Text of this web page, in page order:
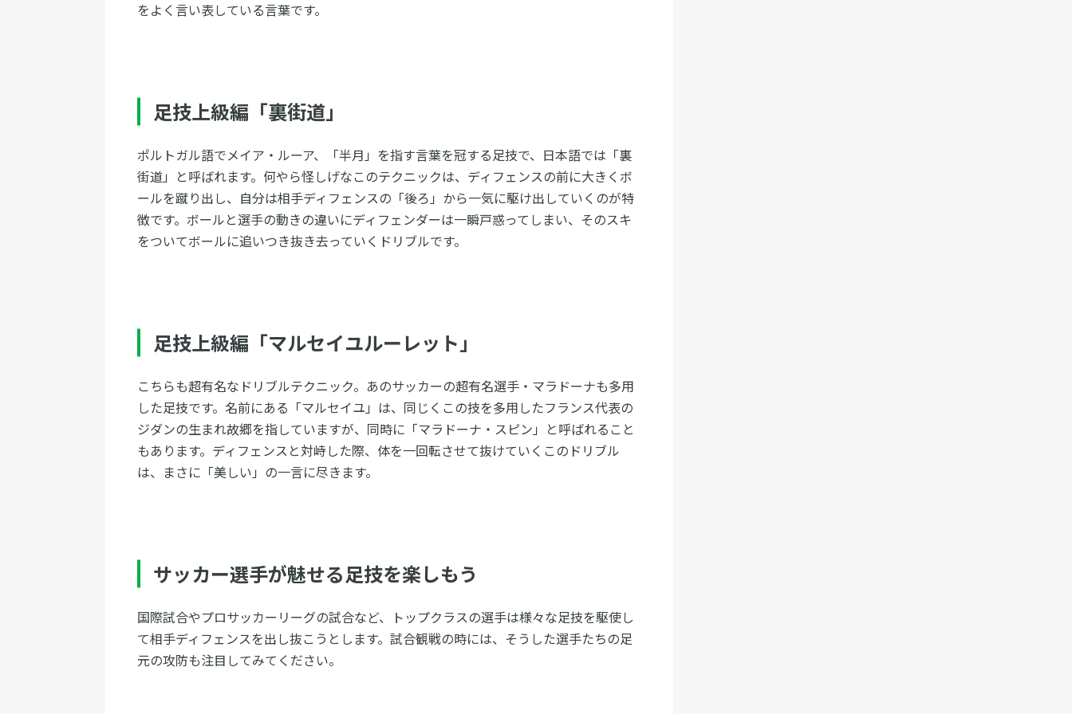
をよく言い表している言葉です。
足技上級編「裏街道」
ポルトガル語でメイア・ルーア、「半月」を指す言葉を冠する足技で、日本語では「裏
街道」と呼ばれます。何やら怪しげなこのテクニックは、ディフェンスの前に大きくボ
ールを蹴り出し、自分は相手ディフェンスの「後ろ」から一気に駆け出していくのが特
徴です。ボールと選手の動きの違いにディフェンダーは一瞬戸惑ってしまい、そのスキ
をついてボールに追いつき抜き去っていくドリブルです。
足技上級編「マルセイユルーレット」
こちらも超有名なドリブルテクニック。あのサッカーの超有名選手・マラドーナも多用
した足技です。名前にある「マルセイユ」は、同じくこの技を多用したフランス代表の
ジダンの生まれ故郷を指していますが、同時に「マラドーナ・スピン」と呼ばれること
もあります。ディフェンスと対峙した際、体を一回転させて抜けていくこのドリブル
は、まさに「美しい」の一言に尽きます。
サッカー選手が魅せる足技を楽しもう
国際試合やプロサッカーリーグの試合など、トップクラスの選手は様々な足技を駆使し
て相手ディフェンスを出し抜こうとします。試合観戦の時には、そうした選手たちの足
元の攻防も注目してみてください。